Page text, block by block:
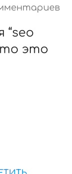
“seo
это